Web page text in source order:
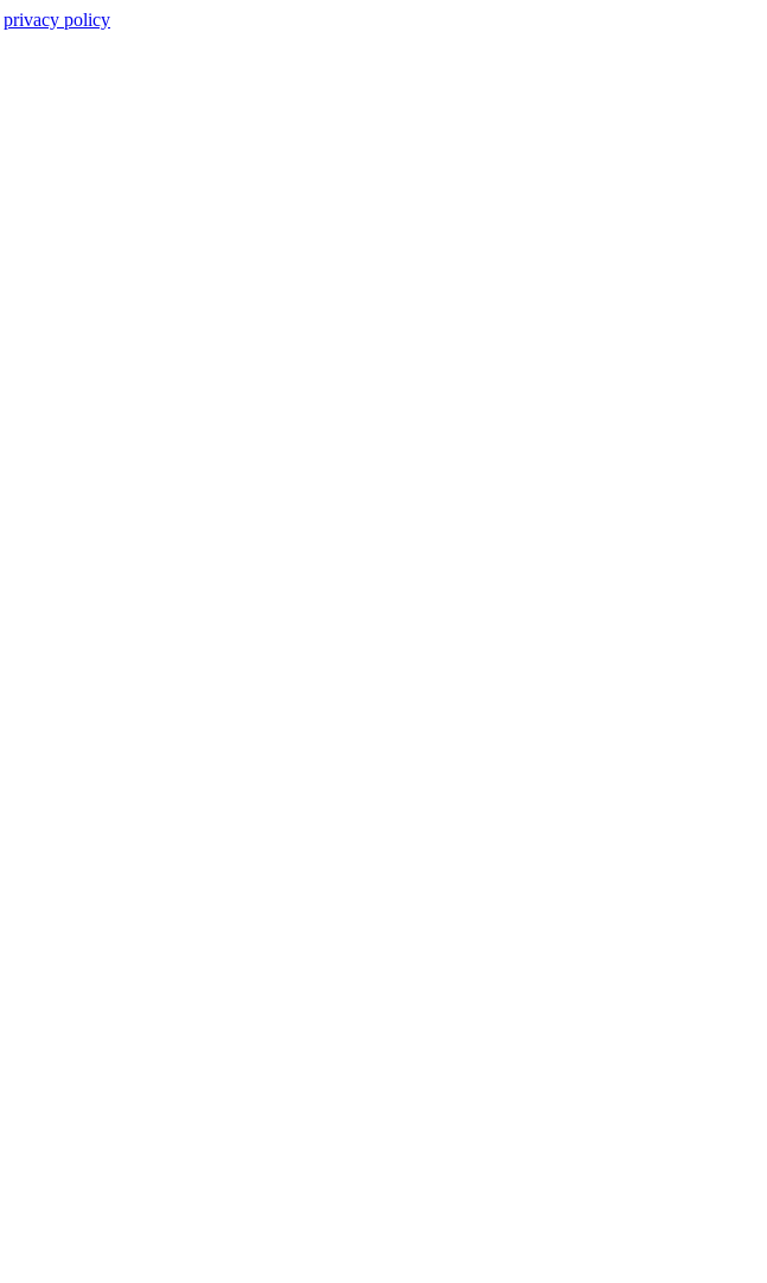
privacy policy